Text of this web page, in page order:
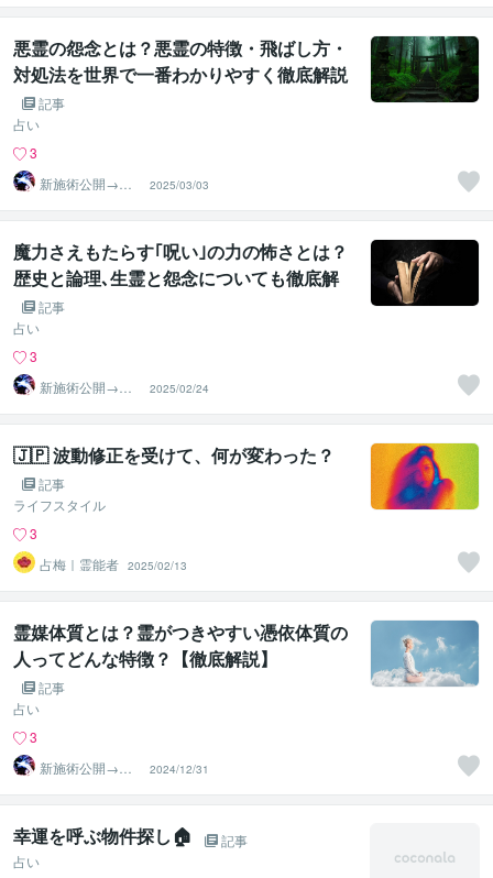
悪霊の怨念とは？悪霊の特徴・飛ばし方・
対処法を世界で一番わかりやすく徹底解説
記事
占い
3
新施術公開→≪
相手意識強制変
化≫◆星桜龍
2025/03/03
魔力さえもたらす｢呪い｣の力の怖さとは？
歴史と論理､生霊と怨念についても徹底解
説 記事
占い
3
新施術公開→≪
相手意識強制変
化≫◆星桜龍
2025/02/24
🇯🇵 波動修正を受けて、何が変わった？
記事
ライフスタイル
3
占梅｜霊能者 2025/02/13
霊媒体質とは？霊がつきやすい憑依体質の
人ってどんな特徴？【徹底解説】
記事
占い
3
新施術公開→≪
相手意識強制変
化≫◆星桜龍
2024/12/31
幸運を呼ぶ物件探し🏠
記事
占い